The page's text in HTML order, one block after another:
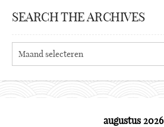
SEARCH THE ARCHIVES
the
augustus 2026